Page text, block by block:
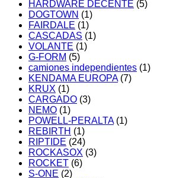
HARDWARE DECENTE (5)
DOGTOWN (1)
FAIRDALE (1)
CASCADAS (1)
VOLANTE (1)
G-FORM (5)
camiones independientes (1)
KENDAMA EUROPA (7)
KRUX (1)
CARGADO (3)
NEMO (1)
POWELL-PERALTA (1)
REBIRTH (1)
RIPTIDE (24)
ROCKASOX (3)
ROCKET (6)
S-ONE (2)